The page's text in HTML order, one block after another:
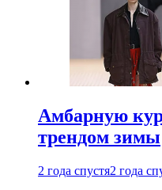
Амбарную
трендом зимы
2 года спустя2 года